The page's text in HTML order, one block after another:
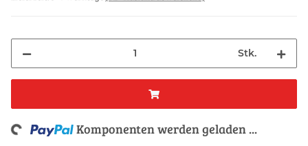
Stk.
Komponenten werden geladen ...